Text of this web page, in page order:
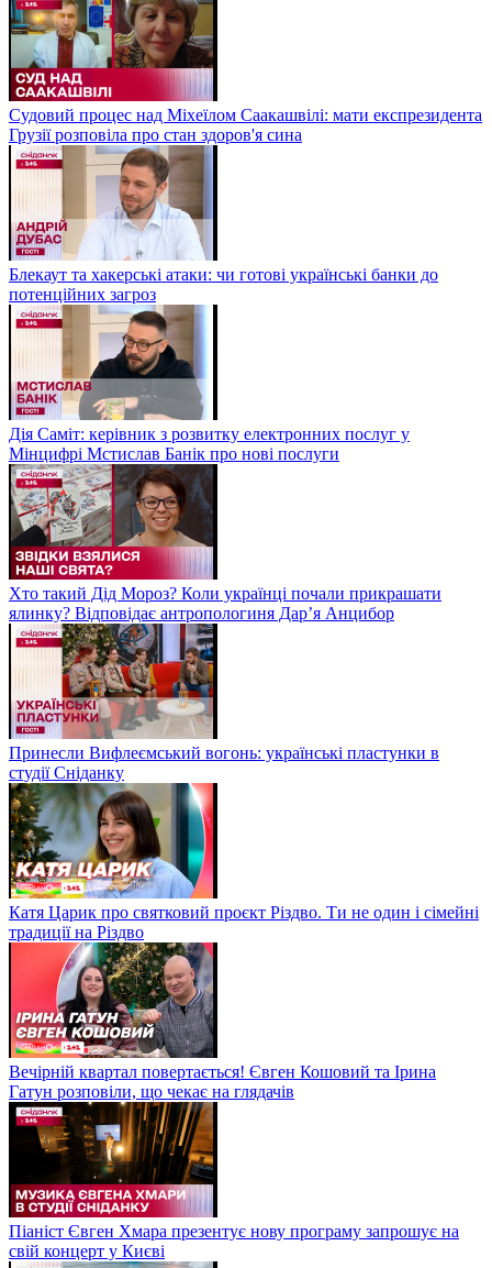
Судовий процес над Міхеїлом Саакашвілі: мати експрезидента
Грузії розповіла про стан здоров'я сина
Блекаут та хакерські атаки: чи готові українські банки до
потенційних загроз
Дія Саміт: керівник з розвитку електронних послуг у
Мінцифрі Мстислав Банік про нові послуги
Хто такий Дід Мороз? Коли українці почали прикрашати
ялинку? Відповідає антропологиня Дарʼя Анцибор
Принесли Вифлеємський вогонь: українські пластунки в
студії Сніданку
Катя Царик про святковий проєкт Різдво. Ти не один і сімейні
традиції на Різдво
Вечірній квартал повертається! Євген Кошовий та Ірина
Гатун розповіли, що чекає на глядачів
Піаніст Євген Хмара презентує нову програму запрошує на
свій концерт у Києві